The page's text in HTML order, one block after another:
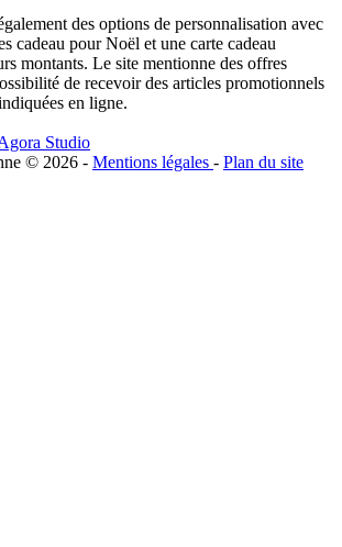
des options de personnalisation avec
cadeau pour Noël et une carte cadeau
montants. Le site mentionne des offres
de recevoir des articles promotionnels
en ligne.
Studio
© 2026 - Mentions légales - Plan du site